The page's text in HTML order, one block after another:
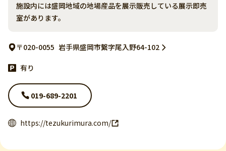
施設内には盛岡地域の地場産品を展示販売している展示即売
室があります。
〒020-0055 岩手県盛岡市繋字尾入野64-102
有り
019-689-2201
https://tezukurimura.com/